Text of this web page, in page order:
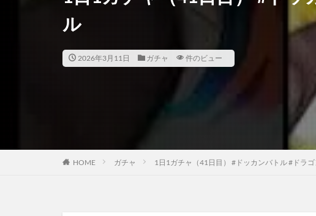
ル
2026年3月11日 ガチャ 件のビュー
HOME ガチャ 1日1ガチャ（41日目） #ドッカンバトル #ドラ